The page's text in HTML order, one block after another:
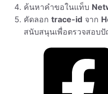
ค้นหาคำขอในแท็บ
คัดลอก trace-id จาก
สนับสนุนเพื่อตรวจสอบ